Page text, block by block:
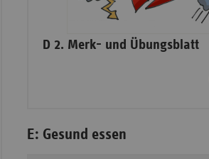
–
D 2. Merk- und Übungsblatt
E: Gesund essen